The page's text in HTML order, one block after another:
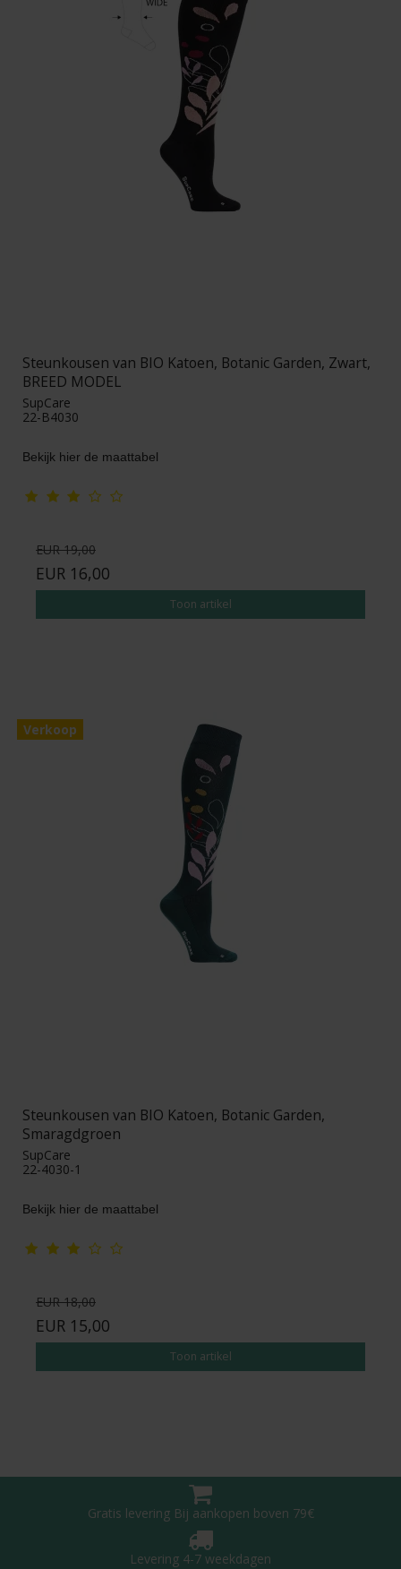
Steunkousen van BIO Katoen, Botanic Garden, Zwart,
BREED MODEL
SupCare
22-B4030
Bekijk hier de maattabel
EUR 19,00
EUR 16,00
Toon artikel
Verkoop
Steunkousen van BIO Katoen, Botanic Garden,
Smaragdgroen
SupCare
22-4030-1
Bekijk hier de maattabel
EUR 18,00
EUR 15,00
Toon artikel
Gratis levering Bij aankopen boven 79€
Levering 4-7 weekdagen